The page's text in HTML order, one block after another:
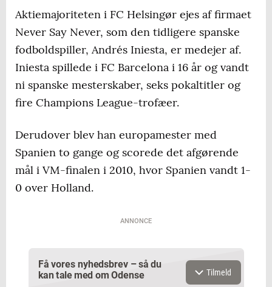
Aktiemajoriteten i FC Helsingør ejes af firmaet
Never Say Never, som den tidligere spanske
fodboldspiller, Andrés Iniesta, er medejer af.
Iniesta spillede i FC Barcelona i 16 år og vandt
ni spanske mesterskaber, seks pokaltitler og
fire Champions League-trofæer.
Derudover blev han europamester med
Spanien to gange og scorede det afgørende
mål i VM-finalen i 2010, hvor Spanien vandt 1-
0 over Holland.
ANNONCE
Få vores nyhedsbrev – så du
kan tale med om Odense
Tilmeld